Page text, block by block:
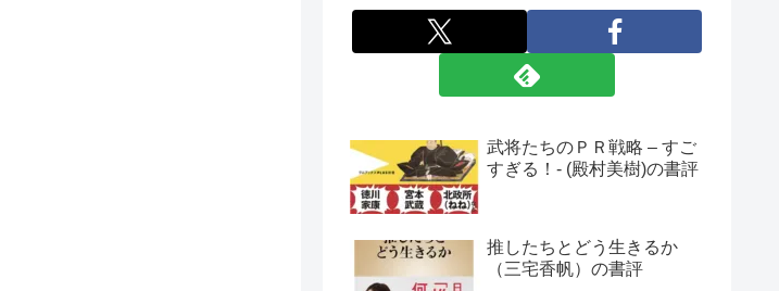
武将たちのＰＲ戦略 – すご
すぎる！- (殿村美樹)の書評
推したちとどう生きるか
（三宅香帆）の書評